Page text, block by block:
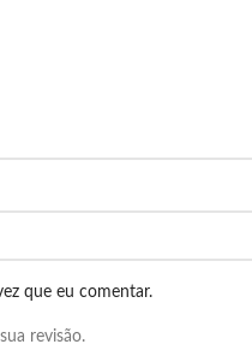
que eu comentar.
revisão.